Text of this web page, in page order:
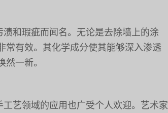
和瑕疵而闻名。无论是去除墙上的涂
常有效。其化学成分使其能够深入渗透
一新。
工艺领域的应用也广受个人欢迎。艺术家